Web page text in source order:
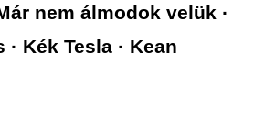
nem álmodok velük ·
Kék Tesla · Kean